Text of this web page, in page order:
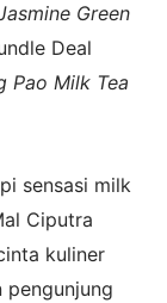
Green
Deal
Pao Milk Tea
sensasi milk
Ciputra
kuliner